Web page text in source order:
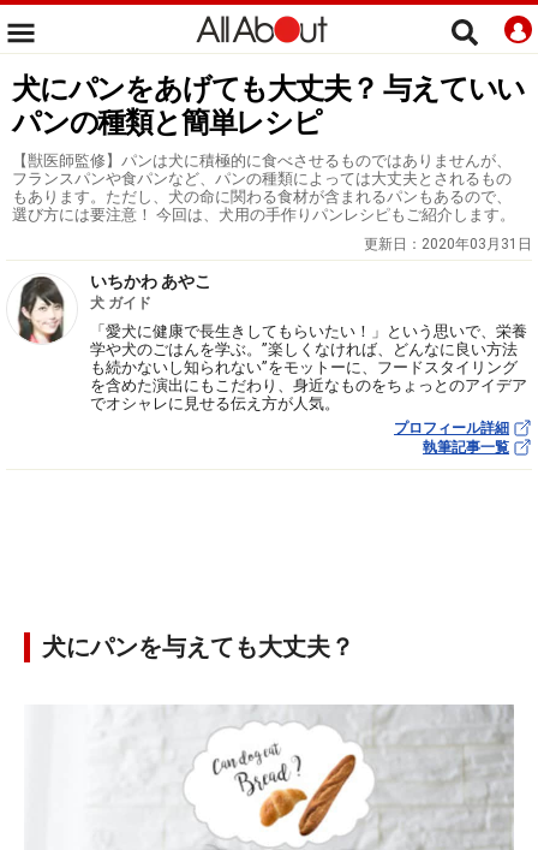
犬にパンをあげても大丈夫？ 与えていい
パンの種類と簡単レシピ
【獣医師監修】パンは犬に積極的に食べさせるものではありませんが、
フランスパンや食パンなど、パンの種類によっては大丈夫とされるもの
もあります。ただし、犬の命に関わる食材が含まれるパンもあるので、
選び方には要注意！ 今回は、犬用の手作りパンレシピもご紹介します。
更新日： 2020年03月31日
いちかわ あやこ
犬 ガイド
「愛犬に健康で長生きしてもらいたい！」という思いで、栄養
学や犬のごはんを学ぶ。”楽しくなければ、どんなに良い方法
も続かないし知られない”をモットーに、フードスタイリング
を含めた演出にもこだわり、身近なものをちょっとのアイデア
でオシャレに見せる伝え方が人気。
プロフィール詳細
執筆記事一覧
犬にパンを与えても大丈夫？